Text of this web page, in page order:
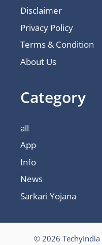
Disclaimer
Privacy Policy
Terms & Condition
About Us
Category
all
App
Info
News
Sarkari Yojana
© 2026 TechyIndia